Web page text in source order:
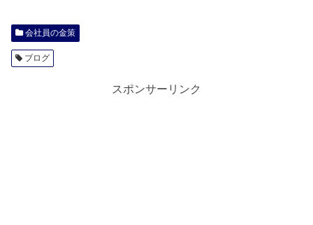
会社員の金策
ブログ
スポンサーリンク